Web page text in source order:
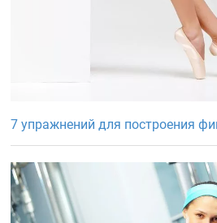
7 упражнений для построения